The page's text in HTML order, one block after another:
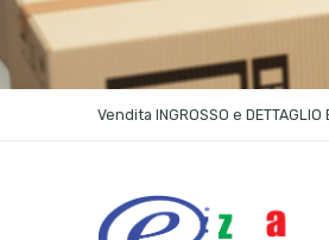
Vendita INGROSSO e